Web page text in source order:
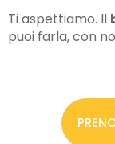
Ti aspettiamo. Il
puoi farla, con